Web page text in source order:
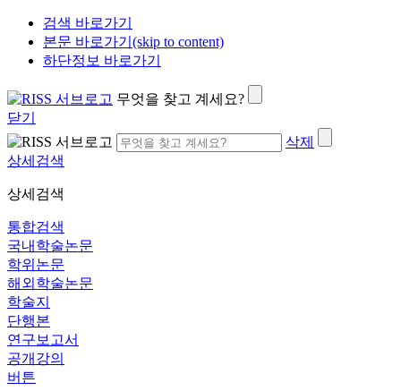
검색 바로가기
본문 바로가기(skip to content)
하단정보 바로가기
무엇을 찾고 계세요?
닫기
삭제
상세검색
상세검색
통합검색
국내학술논문
학위논문
해외학술논문
학술지
단행본
연구보고서
공개강의
버튼